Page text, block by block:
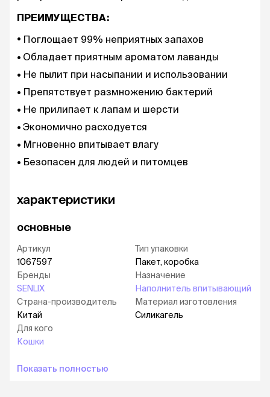
ПРЕИМУЩЕСТВА:
Поглощает 99% неприятных запахов
Обладает приятным ароматом лаванды
Не пылит при насыпании и использовании
Препятствует размножению бактерий
Не прилипает к лапам и шерсти
Экономично расходуется
Мгновенно впитывает влагу
Безопасен для людей и питомцев
характеристики
основные
Артикул
1067597
Бренды
SENLIX
Страна-производитель
Китай
Для кого
Кошки
Тип упаковки
Пакет, коробка
Назначение
Наполнитель впитывающий
Материал изготовления
Силикагель
Показать полностью